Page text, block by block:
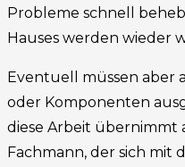
Probleme schnell
Hauses werden wieder
Eventuell müssen aber
oder Komponenten
diese Arbeit übernimmt
Fachmann, der sich mit